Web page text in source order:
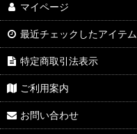
マイページ
最近チェックしたアイテム
特定商取引法表示
ご利用案内
お問い合わせ